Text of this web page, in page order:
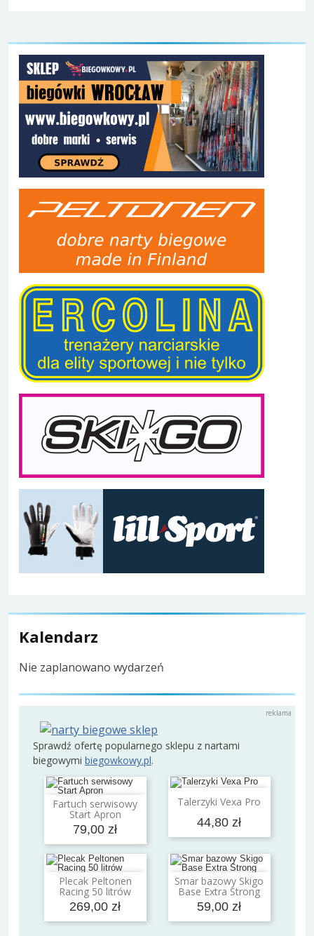
Kalendarz
Nie zaplanowano wydarzeń
Sprawdź ofertę popularnego sklepu z nartami
biegowymi biegowkowy.pl.
Fartuch serwisowy
Start Apron
79,00 zł
Dodaj do koszyka Talerzyki Vexa Pro
44,80 zł
Dodaj do koszyka
Plecak Peltonen
Racing 50 litrów
269,00 zł
Dodaj do koszyka Smar bazowy Skigo
Base Extra Strong
59,00 zł
Dodaj do koszyka